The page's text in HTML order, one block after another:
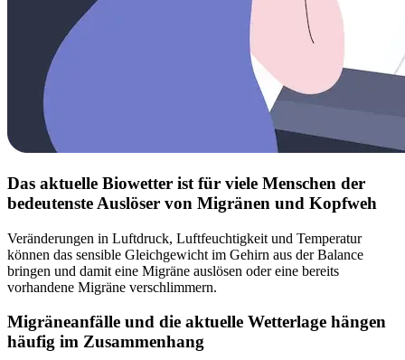
Das aktuelle Biowetter ist für viele Menschen der
bedeutenste Auslöser von Migränen und Kopfweh
Veränderungen in Luftdruck, Luftfeuchtigkeit und Temperatur
können das sensible Gleichgewicht im Gehirn aus der Balance
bringen und damit eine Migräne auslösen oder eine bereits
vorhandene Migräne verschlimmern.
Migräneanfälle und die aktuelle Wetterlage hängen
häufig im Zusammenhang